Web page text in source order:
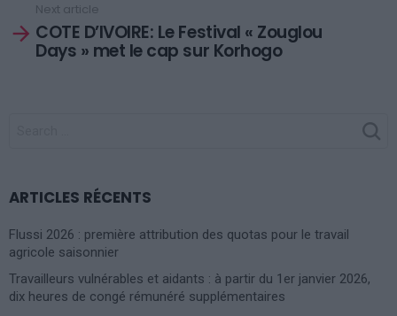
Next article
COTE D’IVOIRE: Le Festival « Zouglou
Days » met le cap sur Korhogo
ARTICLES RÉCENTS
Flussi 2026 : première attribution des quotas pour le travail
agricole saisonnier
Travailleurs vulnérables et aidants : à partir du 1er janvier 2026,
dix heures de congé rémunéré supplémentaires